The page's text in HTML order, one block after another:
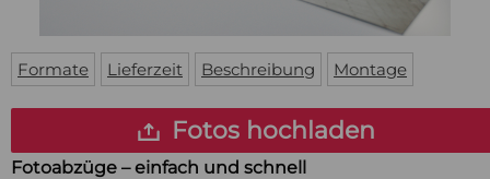
Bodenmatte
Custom skateboard deck
Lieferzeiten
Login
WhatsApp
Formate Lieferzeit Beschreibung Montage
Fotos hochladen
Fotoabzüge – einfach und schnell